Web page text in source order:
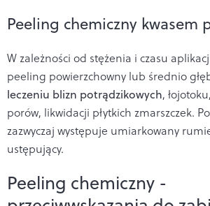
Peeling chemiczny kwasem
W zależności od stężenia i czasu
peeling powierzchowny lub średnio
leczeniu blizn potrądzikowych,
porów, likwidacji płytkich zmarszczek.
zazwyczaj występuje umiarkowany
ustępujący.
Peeling chemiczny -